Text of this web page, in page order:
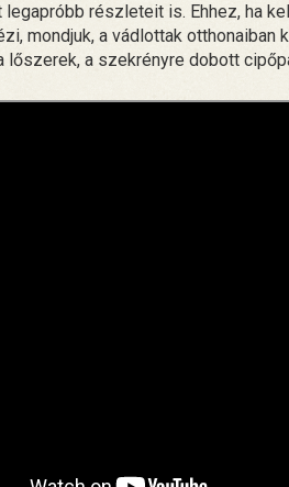
részleteit is. Ehhez, ha
mondjuk, a vádlottak
lőszerek, a szekrényre dobott